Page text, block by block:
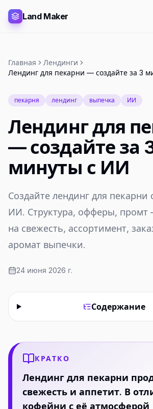
Land Maker
Главная
Лендинги
Лендинг для пекарни — создайте за 3
пекарня лендинг выпечка ИИ
Лендинг для
— создайте за
минуты с ИИ
Создайте лендинг для
ИИ. Структура, офферы, промт
на свежесть, ассортимент,
аромат выпечки.
24 июня 2026 г.
Содержание
КРАТКО
Лендинг для пекарни
свежесть и аппетит. В
кофейни с её